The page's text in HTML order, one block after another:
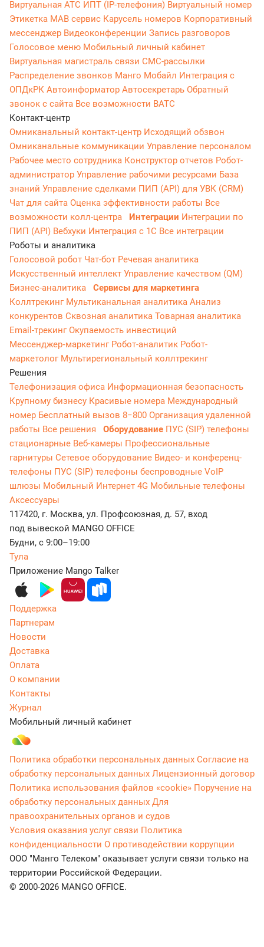
Виртуальная АТС ИПТ (IP-телефония) Виртуальный номер
Этикетка МАВ сервис Карусель номеров Корпоративный
мессенджер Видеоконференции Запись разговоров
Голосовое меню Мобильный личный кабинет
Виртуальная магистраль связи СМС-рассылки
Распределение звонков Манго Мобайл Интеграция с
ОПДкРК Автоинформатор Автосекретарь Обратный
звонок с сайта Все возможности ВАТС
Контакт-центр
Омниканальный контакт-центр Исходящий обзвон
Омниканальные коммуникации Управление персоналом
Рабочее место сотрудника Конструктор отчетов Робот-
администратор Управление рабочими ресурсами База
знаний Управление сделками ПИП (API) для УВК (CRM)
Чат для сайта Оценка эффективности работы Все
возможности колл-центра
Интеграции Интеграции по
ПИП (API) Вебхуки Интеграция с 1С Все интеграции
Роботы и аналитика
Голосовой робот Чат-бот Речевая аналитика
Искусственный интеллект Управление качеством (QM)
Бизнес-аналитика
Сервисы для маркетинга
Коллтрекинг Мультиканальная аналитика Анализ
конкурентов Сквозная аналитика Товарная аналитика
Email-трекингОкупаемость инвестиций
Мессенджер‑маркетинг Робот-аналитик Робот-
маркетолог Мультирегиональный коллтрекинг
Решения
Телефонизация офиса Информационная безопасность
Крупному бизнесу Красивые номера Международный
номер Бесплатный вызов 8−800 Организация удаленной
работы Все решения Оборудование ПУС (SIP) телефоны
стационарные Веб-камеры Профессиональные
гарнитуры Сетевое оборудование Видео- и конференц-
телефоны ПУС (SIP) телефоны беспроводные VoIP
шлюзы Мобильный Интернет 4G Мобильные телефоны
Аксессуары
117420, г. Москва, ул. Профсоюзная, д. 57, вход
под вывеской MANGO OFFICE
Будни, с 9:00–19:00
Тула
Приложение Mango Talker
Поддержка
Партнерам
Новости
Доставка
Оплата
О компании
Контакты
Журнал
Мобильный личный кабинет
Политика обработки персональных данных Согласие на
обработку персональных данных Лицензионный договор
Политика использования файлов «cookie» Поручение на
обработку персональных данных Для
правоохранительных органов и судов
Условия оказания услуг связи Политика
конфиденциальности О противодействии коррупции
ООО "Манго Телеком" оказывает услуги связи только на
территории Российской Федерации.
© 2000-2026 MANGO OFFICE.